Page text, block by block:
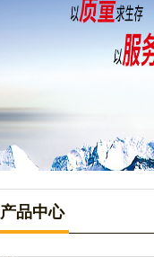
产品中心